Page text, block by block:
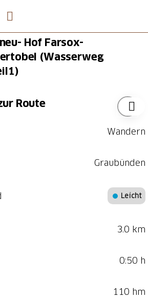
Hof Farsox-
(Wasserweg
Route
Wandern
Graubünden
Leicht
3.0 km
0:50 h
110 hm